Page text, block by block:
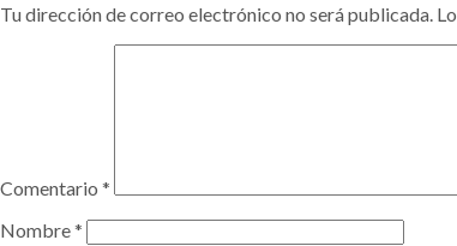
Tu dirección de correo electrónico no será publicada.
Comentario *
Nombre*